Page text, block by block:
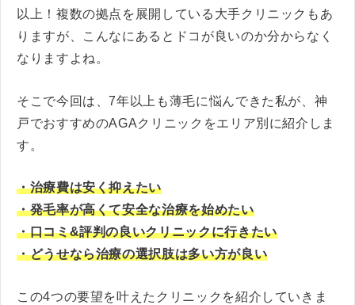
以上！複数の拠点を展開している大手クリニックもあ
りますが、こんなにあるとドコが良いのか分からなく
なりますよね。
そこで今回は、7年以上も薄毛に悩んできた私が、神
戸でおすすめのAGAクリニックをエリア別に紹介しま
す。
・治療費は安く抑えたい
・発毛率が高くて安全な治療を始めたい
・口コミ&評判の良いクリニックに行きたい
・どうせなら治療の選択肢は多い方が良い
この4つの要望を叶えたクリニックを紹介していきま